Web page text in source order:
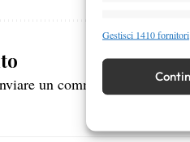
Funzionalità
Identificare i
Garantire la
Erogare e
Gestisci 1410 fornitori
un commento.